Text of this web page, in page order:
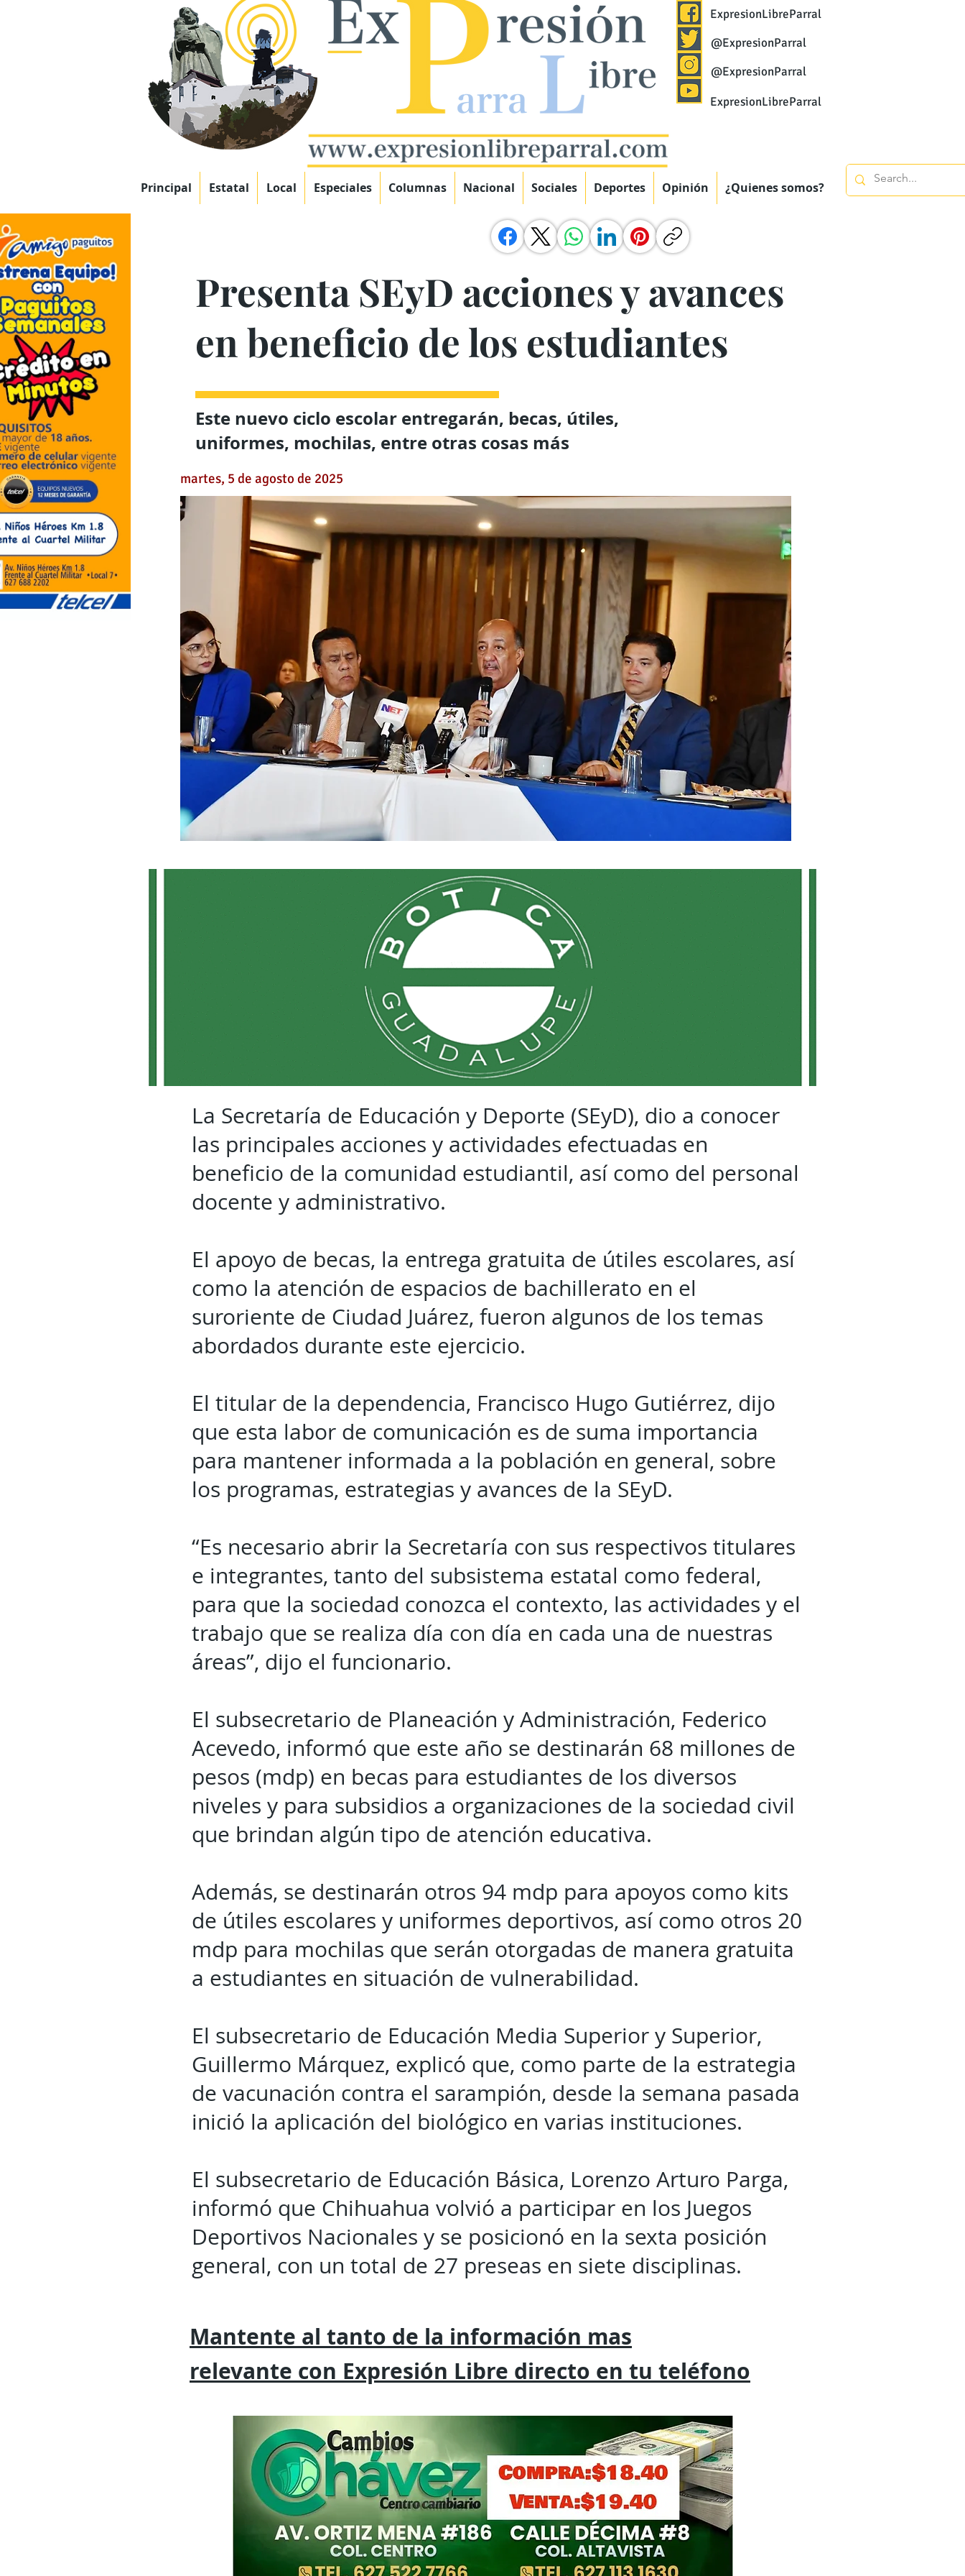
ExpresionLibreParral
@ExpresionParral
@ExpresionParral
ExpresionLibreParral
Principal Estatal Local Especiales Columnas Nacional Sociales Deportes Opinión ¿Quienes somos?
Presenta SEyD acciones y avances
en beneficio de los estudiantes
Este nuevo ciclo escolar entregarán, becas, útiles,
uniformes, mochilas, entre otras cosas más
martes, 5 de agosto de 2025
La Secretaría de Educación y Deporte (SEyD), dio a conocer
las principales acciones y actividades efectuadas en
beneficio de la comunidad estudiantil, así como del personal
docente y administrativo.
El apoyo de becas, la entrega gratuita de útiles escolares, así
como la atención de espacios de bachillerato en el
suroriente de Ciudad Juárez, fueron algunos de los temas
abordados durante este ejercicio.
El titular de la dependencia, Francisco Hugo Gutiérrez, dijo
que esta labor de comunicación es de suma importancia
para mantener informada a la población en general, sobre
los programas, estrategias y avances de la SEyD.
“Es necesario abrir la Secretaría con sus respectivos titulares
e integrantes, tanto del subsistema estatal como federal,
para que la sociedad conozca el contexto, las actividades y el
trabajo que se realiza día con día en cada una de nuestras
áreas”, dijo el funcionario.
El subsecretario de Planeación y Administración, Federico
Acevedo, informó que este año se destinarán 68 millones de
pesos (mdp) en becas para estudiantes de los diversos
niveles y para subsidios a organizaciones de la sociedad civil
que brindan algún tipo de atención educativa.
Además, se destinarán otros 94 mdp para apoyos como kits
de útiles escolares y uniformes deportivos, así como otros 20
mdp para mochilas que serán otorgadas de manera gratuita
a estudiantes en situación de vulnerabilidad.
El subsecretario de Educación Media Superior y Superior,
Guillermo Márquez, explicó que, como parte de la estrategia
de vacunación contra el sarampión, desde la semana pasada
inició la aplicación del biológico en varias instituciones.
El subsecretario de Educación Básica, Lorenzo Arturo Parga,
informó que Chihuahua volvió a participar en los Juegos
Deportivos Nacionales y se posicionó en la sexta posición
general, con un total de 27 preseas en siete disciplinas.
Mantente al tanto de la información mas
relevante con Expresión Libre directo en tu teléfono